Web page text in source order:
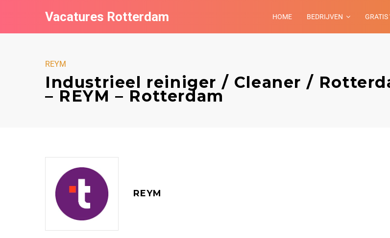
Vacatures Rotterdam HOME BEDRIJVEN GRATIS
REYM
Industrieel reiniger / Cleaner /
– REYM – Rotterdam
REYM